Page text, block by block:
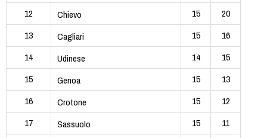
12
Chievo 15
20
13
Cagliari 15
16
14
Udinese 14
15
15
Genoa 15
13
16
Crotone 15
12
17
Sassuolo 15
11